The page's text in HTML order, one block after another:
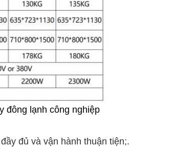
đông lạnh công nghiệp
đủ và vận hành thuận tiện;.